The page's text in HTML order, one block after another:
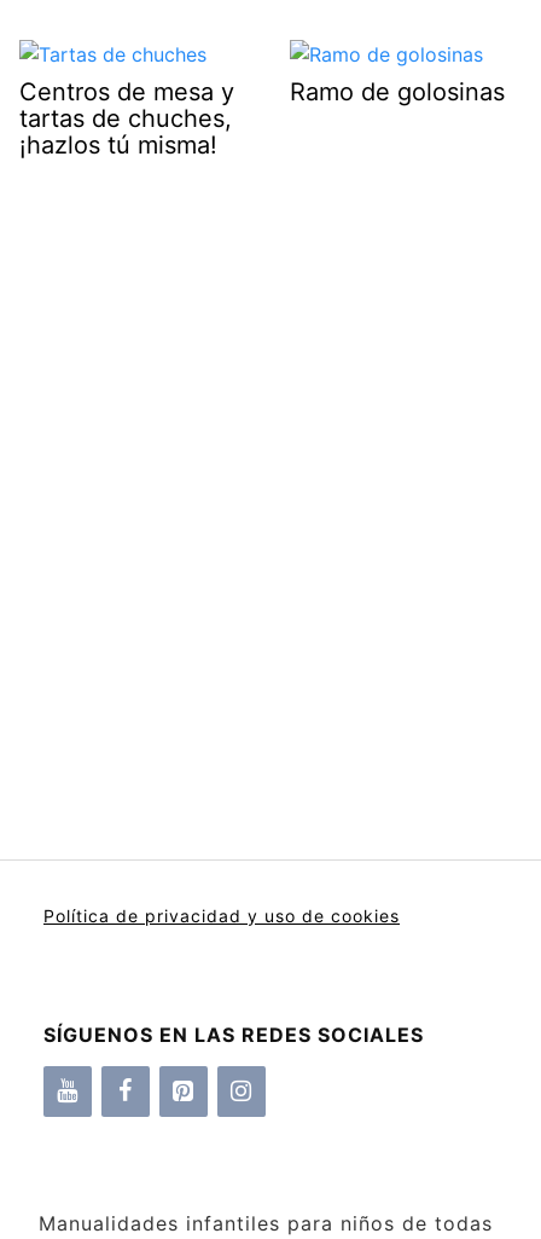
Centros de mesa y
tartas de chuches,
¡hazlos tú misma!
Ramo de golosinas
Política de privacidad y uso de cookies
SÍGUENOS EN LAS REDES SOCIALES
Manualidades infantiles para niños de todas